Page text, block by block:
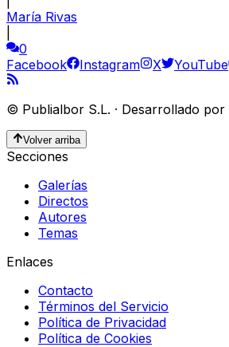
María Rivas
0
Facebook
Instagram X YouTube
© Publialbor S.L. · Desarrollado por
Volver arriba
Secciones
Galerías
Directos
Autores
Temas
Enlaces
Contacto
Términos del Servicio
Política de Privacidad
Política de Cookies